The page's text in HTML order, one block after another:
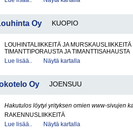
Oy KUOPIO
LOUHINTALIIKKEITÄ JA MURSKAUSLIIKKEITÄ
TIMANTTIPORAUSTA JA TIMANTTISAHAUSTA
Lue lisää..
Näytä kartalla
Oy JOENSUU
Hakutulos löytyi yrityksen omien www-sivujen
RAKENNUSLIIKKEITÄ
Lue lisää..
Näytä kartalla